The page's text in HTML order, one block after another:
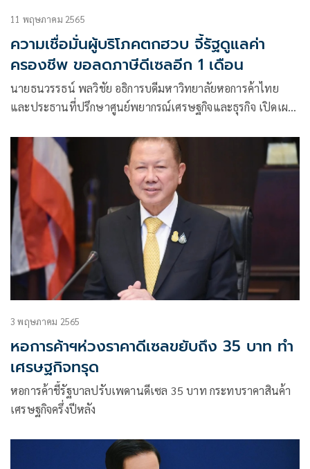
11 พฤษภาคม 2565
ความเชื่อมั่นผู้บริโภคตกฮวบ จี้รัฐดูแลค่า
ครองชีพ ขอลดภาษีดีเซลอีก 1 เดือน
นายธนวรรธน์ พลวิชัย อธิการบดีมหาวิทยาลัยหอการค้าไทย
และประธานที่ปรึกษาศูนย์พยากรณ์เศรษฐกิจและธุรกิจ เปิดเผย
3 พฤษภาคม 2565
หอการค้าฯห่วงราคาดีเซลขยับถึง 35 บาท ทำ
เศรษฐกิจทรุด
หอการค้าชี้รัฐบาลปรับเพดานดีเซล 35 บาท กระทบราคาสินค้า
เศรษฐกิจครึ่งปีหลัง